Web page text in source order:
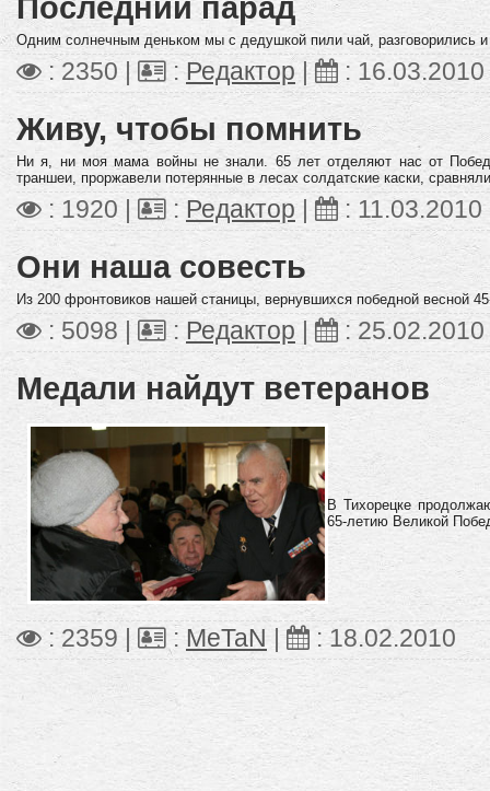
Одним солнечным деньком мы с дедушкой пили чай, разговорились
: 2350 | : Редактор | : 16.03.2010
Живу, чтобы помнить
Ни я, ни моя мама войны не знали. 65 лет отделяют нас от
траншеи, проржавели потерянные в лесах солдатские каски,
: 1920 | :Редактор| : 11.03.2010
Они наша совесть
Из 200 фронтовиков нашей станицы, вернувшихся победной весной
: 5098 | : Редактор : 25.02.2010
Медали найдут ветеранов
В Тихорецке
65-летию Великой
: 2359 | : MeTaN :18.02.2010